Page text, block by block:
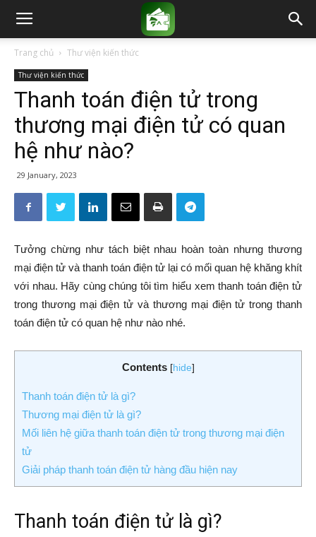
Trang chủ Thư viện kiến thức
Thư viện kiến thức
Thanh toán điện tử trong
thương mại điện tử có quan
hệ như nào?
29 January, 2023
Tưởng chừng như tách biệt nhau hoàn toàn nhưng thương
mại điện tử và thanh toán điện tử lại có mối quan hệ khăng khít
với nhau. Hãy cùng chúng tôi tìm hiểu xem thanh toán điện tử
trong thương mại điện tử và thương mại điện tử trong thanh
toán điện tử có quan hệ như nào nhé.
Contents [hide]
Thanh toán điện tử là gì?
Thương mại điện tử là gì?
Mối liên hệ giữa thanh toán điện tử trong thương mại điện
tử
Giải pháp thanh toán điện tử hàng đầu hiện nay
Thanh toán điện tử là gì?